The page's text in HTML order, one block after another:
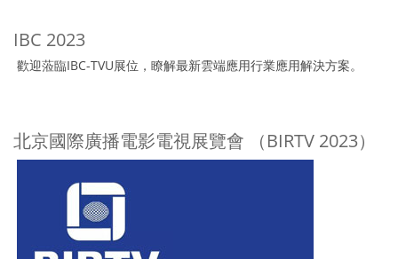
IBC 2023
歡迎蒞臨IBC-TVU展位，瞭解最新雲端應用行業應用解決方案。
北京國際廣播電影電視展覽會 （BIRTV 2023）